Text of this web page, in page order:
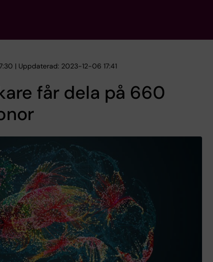
| Uppdaterad: 2023-12-06 17:41
får dela på 660